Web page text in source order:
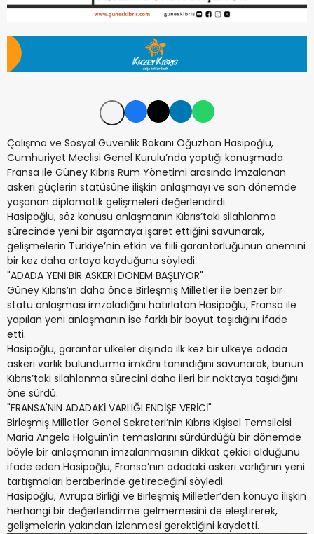
Çalışma ve Sosyal Güvenlik Bakanı Oğuzhan Hasipoğlu,
Cumhuriyet Meclisi Genel Kurulu’nda yaptığı konuşmada
Fransa ile Güney Kıbrıs Rum Yönetimi arasında imzalanan
askeri güçlerin statüsüne ilişkin anlaşmayı ve son dönemde
yaşanan diplomatik gelişmeleri değerlendirdi.
Hasipoğlu, söz konusu anlaşmanın Kıbrıs’taki silahlanma
sürecinde yeni bir aşamaya işaret ettiğini savunarak,
gelişmelerin Türkiye’nin etkin ve fiili garantörlüğünün önemini
bir kez daha ortaya koyduğunu söyledi.
"ADADA YENİ BİR ASKERİ DÖNEM BAŞLIYOR"
Güney Kıbrıs’ın daha önce Birleşmiş Milletler ile benzer bir
statü anlaşması imzaladığını hatırlatan Hasipoğlu, Fransa ile
yapılan yeni anlaşmanın ise farklı bir boyut taşıdığını ifade
etti.
Hasipoğlu, garantör ülkeler dışında ilk kez bir ülkeye adada
askeri varlık bulundurma imkânı tanındığını savunarak, bunun
Kıbrıs’taki silahlanma sürecini daha ileri bir noktaya taşıdığını
öne sürdü.
"FRANSA'NIN ADADAKİ VARLIĞI ENDİŞE VERİCİ"
Birleşmiş Milletler Genel Sekreteri’nin Kıbrıs Kişisel Temsilcisi
Maria Angela Holguin’in temaslarını sürdürdüğü bir dönemde
böyle bir anlaşmanın imzalanmasının dikkat çekici olduğunu
ifade eden Hasipoğlu, Fransa’nın adadaki askeri varlığının yeni
tartışmaları beraberinde getireceğini söyledi.
Hasipoğlu, Avrupa Birliği ve Birleşmiş Milletler’den konuya ilişkin
herhangi bir değerlendirme gelmemesini de eleştirerek,
gelişmelerin yakından izlenmesi gerektiğini kaydetti.